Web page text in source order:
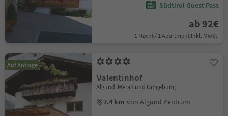
Südtirol Guest Pass
ab 92€
1 Nacht / 1 Apartment Inkl. MwSt.
Auf Anfrage
Valentinhof
Algund, Meran und Umgebung
2.4 km von Algund Zentrum